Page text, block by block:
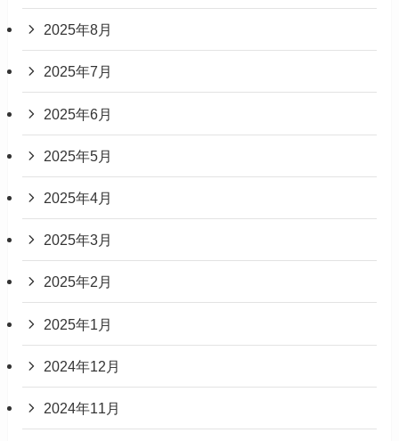
2025年8月
2025年7月
2025年6月
2025年5月
2025年4月
2025年3月
2025年2月
2025年1月
2024年12月
2024年11月